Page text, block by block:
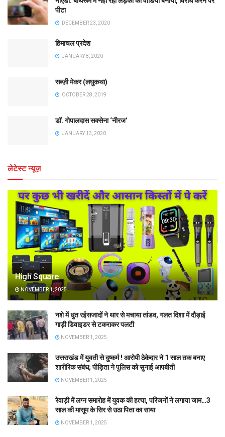
पीटा
DECEMBER 23, 2020
हिमाचल प्रदेश
JANUARY 8, 2020
सब्ज़ी मेकर (लघुकथा)
OCTOBER 28, 2019
डॉ. गोपालदास सक्सेना ‘नीरज’
JANUARY 13, 2020
लेटेस्ट न्यूज़
High Square
NOVEMBER 1, 2025
नशे में धुत रईसजादों ने थार से मचाया तांडव, गलत दिशा में दौड़ाई
गाड़ी डिवाइडर से टकराकर पलटी
NOVEMBER 1, 2025
उत्तराखंड में युवती से दुष्कर्म ! आरोपी ठेकेदार ने 1 साल तक बनाए
शारीरिक संबंध; पीड़िता ने पुलिस को सुनाई आपबीती
NOVEMBER 1, 2025
रेवाड़ी में लग्न समारोह में युवक की हत्या, परिजनों ने लगाया जाम…3
साल की मासूम के सिर से उठा पिता का साया
NOVEMBER 1, 2025